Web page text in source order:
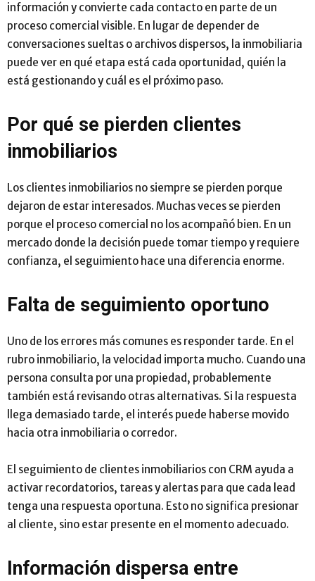
información y convierte cada contacto en parte de un
proceso comercial visible. En lugar de depender de
conversaciones sueltas o archivos dispersos, la inmobiliaria
puede ver en qué etapa está cada oportunidad, quién la
está gestionando y cuál es el próximo paso.
Por qué se pierden clientes
inmobiliarios
Los clientes inmobiliarios no siempre se pierden porque
dejaron de estar interesados. Muchas veces se pierden
porque el proceso comercial no los acompañó bien. En un
mercado donde la decisión puede tomar tiempo y requiere
confianza, el seguimiento hace una diferencia enorme.
Falta de seguimiento oportuno
Uno de los errores más comunes es responder tarde. En el
rubro inmobiliario, la velocidad importa mucho. Cuando una
persona consulta por una propiedad, probablemente
también está revisando otras alternativas. Si la respuesta
llega demasiado tarde, el interés puede haberse movido
hacia otra inmobiliaria o corredor.
El seguimiento de clientes inmobiliarios con CRM ayuda a
activar recordatorios, tareas y alertas para que cada lead
tenga una respuesta oportuna. Esto no significa presionar
al cliente, sino estar presente en el momento adecuado.
Información dispersa entre